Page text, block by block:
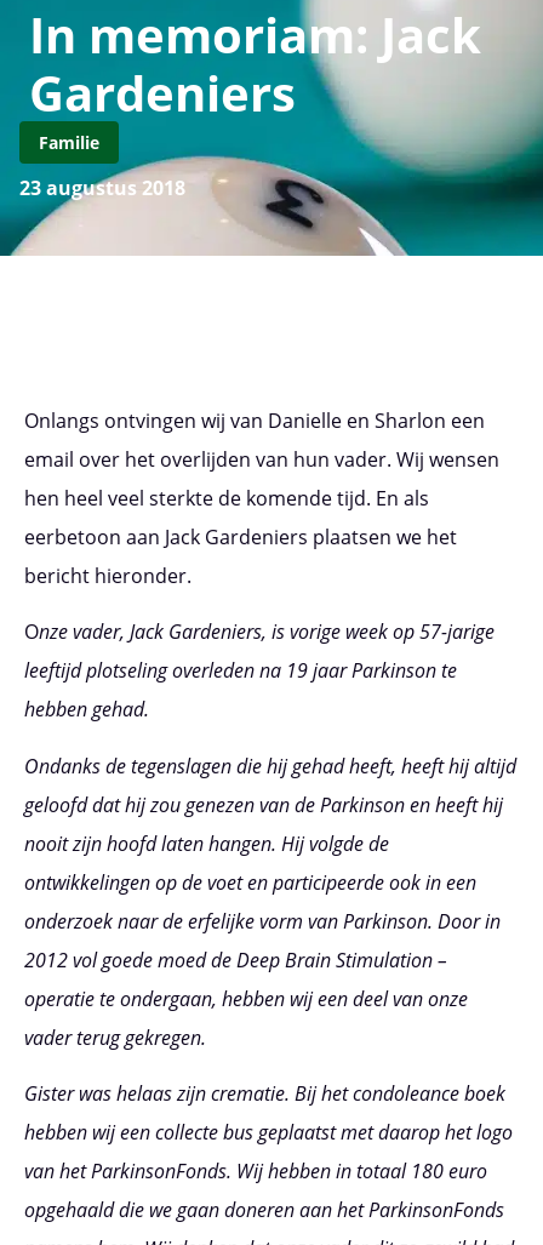
In memoriam: Jack
Gardeniers
Familie
23 augustus 2018
Onlangs ontvingen wij van Danielle en Sharlon een
email over het overlijden van hun vader. Wij wensen
hen heel veel sterkte de komende tijd. En als
eerbetoon aan Jack Gardeniers plaatsen we het
bericht hieronder.
Onze vader, Jack Gardeniers, is vorige week op 57-jarige
leeftijd plotseling overleden na 19 jaar Parkinson te
hebben gehad.
Ondanks de tegenslagen die hij gehad heeft, heeft hij altijd
geloofd dat hij zou genezen van de Parkinson en heeft hij
nooit zijn hoofd laten hangen. Hij volgde de
ontwikkelingen op de voet en participeerde ook in een
onderzoek naar de erfelijke vorm van Parkinson. Door in
2012 vol goede moed de Deep Brain Stimulation –
operatie te ondergaan, hebben wij een deel van onze
vader terug gekregen.
Gister was helaas zijn crematie. Bij het condoleance boek
hebben wij een collecte bus geplaatst met daarop het logo
van het ParkinsonFonds. Wij hebben in totaal 180 euro
opgehaald die we gaan doneren aan het ParkinsonFonds